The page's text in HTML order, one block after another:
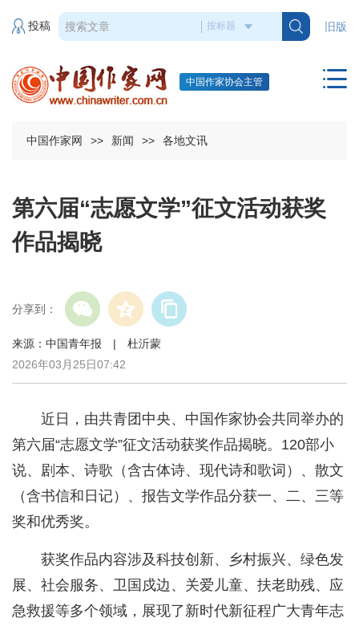
旧版
投稿
中国作家协会主管
中国作家网 >> 新闻 >> 各地文讯
第六届“志愿文学”征文活动获奖
作品揭晓
分享到：
来源：中国青年报 | 杜沂蒙
2026年03月25日07:42
近日，由共青团中央、中国作家协会共同举办的
第六届“志愿文学”征文活动获奖作品揭晓。120部小
说、剧本、诗歌（含古体诗、现代诗和歌词）、散文
（含书信和日记）、报告文学作品分获一、二、三等
奖和优秀奖。
获奖作品内容涉及科技创新、乡村振兴、绿色发
展、社会服务、卫国戍边、关爱儿童、扶老助残、应
急救援等多个领域，展现了新时代新征程广大青年志